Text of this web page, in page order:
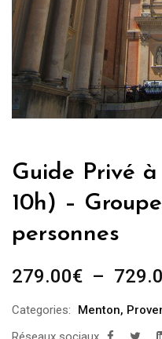
Guide Privé
10h) –
personnes
279.00€ –
Categories: Menton,